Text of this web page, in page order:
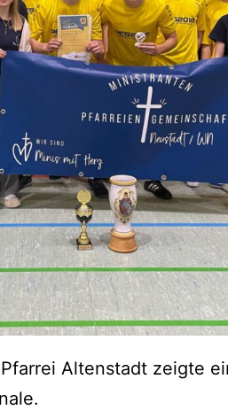
Altenstadt zeigte